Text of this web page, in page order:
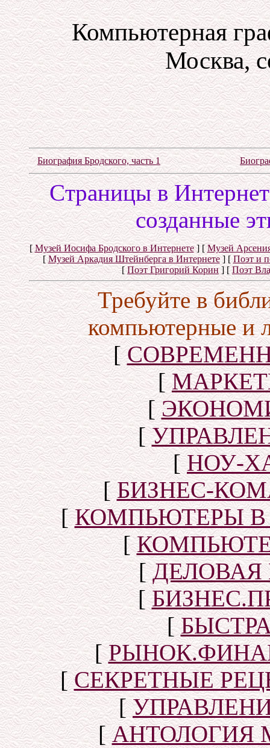
Компьютерная
Москва,
Биография Бродского, часть 1
Cтраницы в
созданные
[Музей Иосифа Бродского в Интернете] [Музей
[Музей Аркадия Штейнберга в Интернете] [Поэт и
[Поэт Григорий Корин] [Поэт
Требуйте в
компьютерные и
[
[
[
[
[НОУ-
[БИЗНЕС-
[КОМПЬЮТЕРЫ В
[
[
[
[
[
[СЕКРЕТНЫЕ
[
[АНТОЛОГИЯ